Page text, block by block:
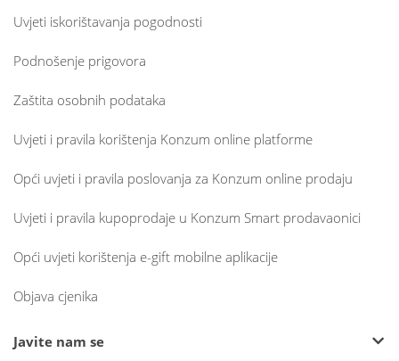
Uvjeti iskorištavanja pogodnosti
Podnošenje prigovora
Zaštita osobnih podataka
Uvjeti i pravila korištenja Konzum online platforme
Opći uvjeti i pravila poslovanja za Konzum online prodaju
Uvjeti i pravila kupoprodaje u Konzum Smart prodavaonici
Opći uvjeti korištenja e-gift mobilne aplikacije
Objava cjenika
Javite nam se